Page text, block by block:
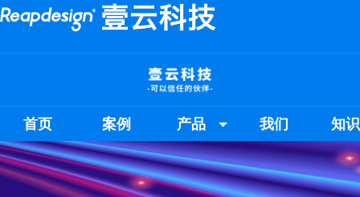
首页 案例 产品 我们 知